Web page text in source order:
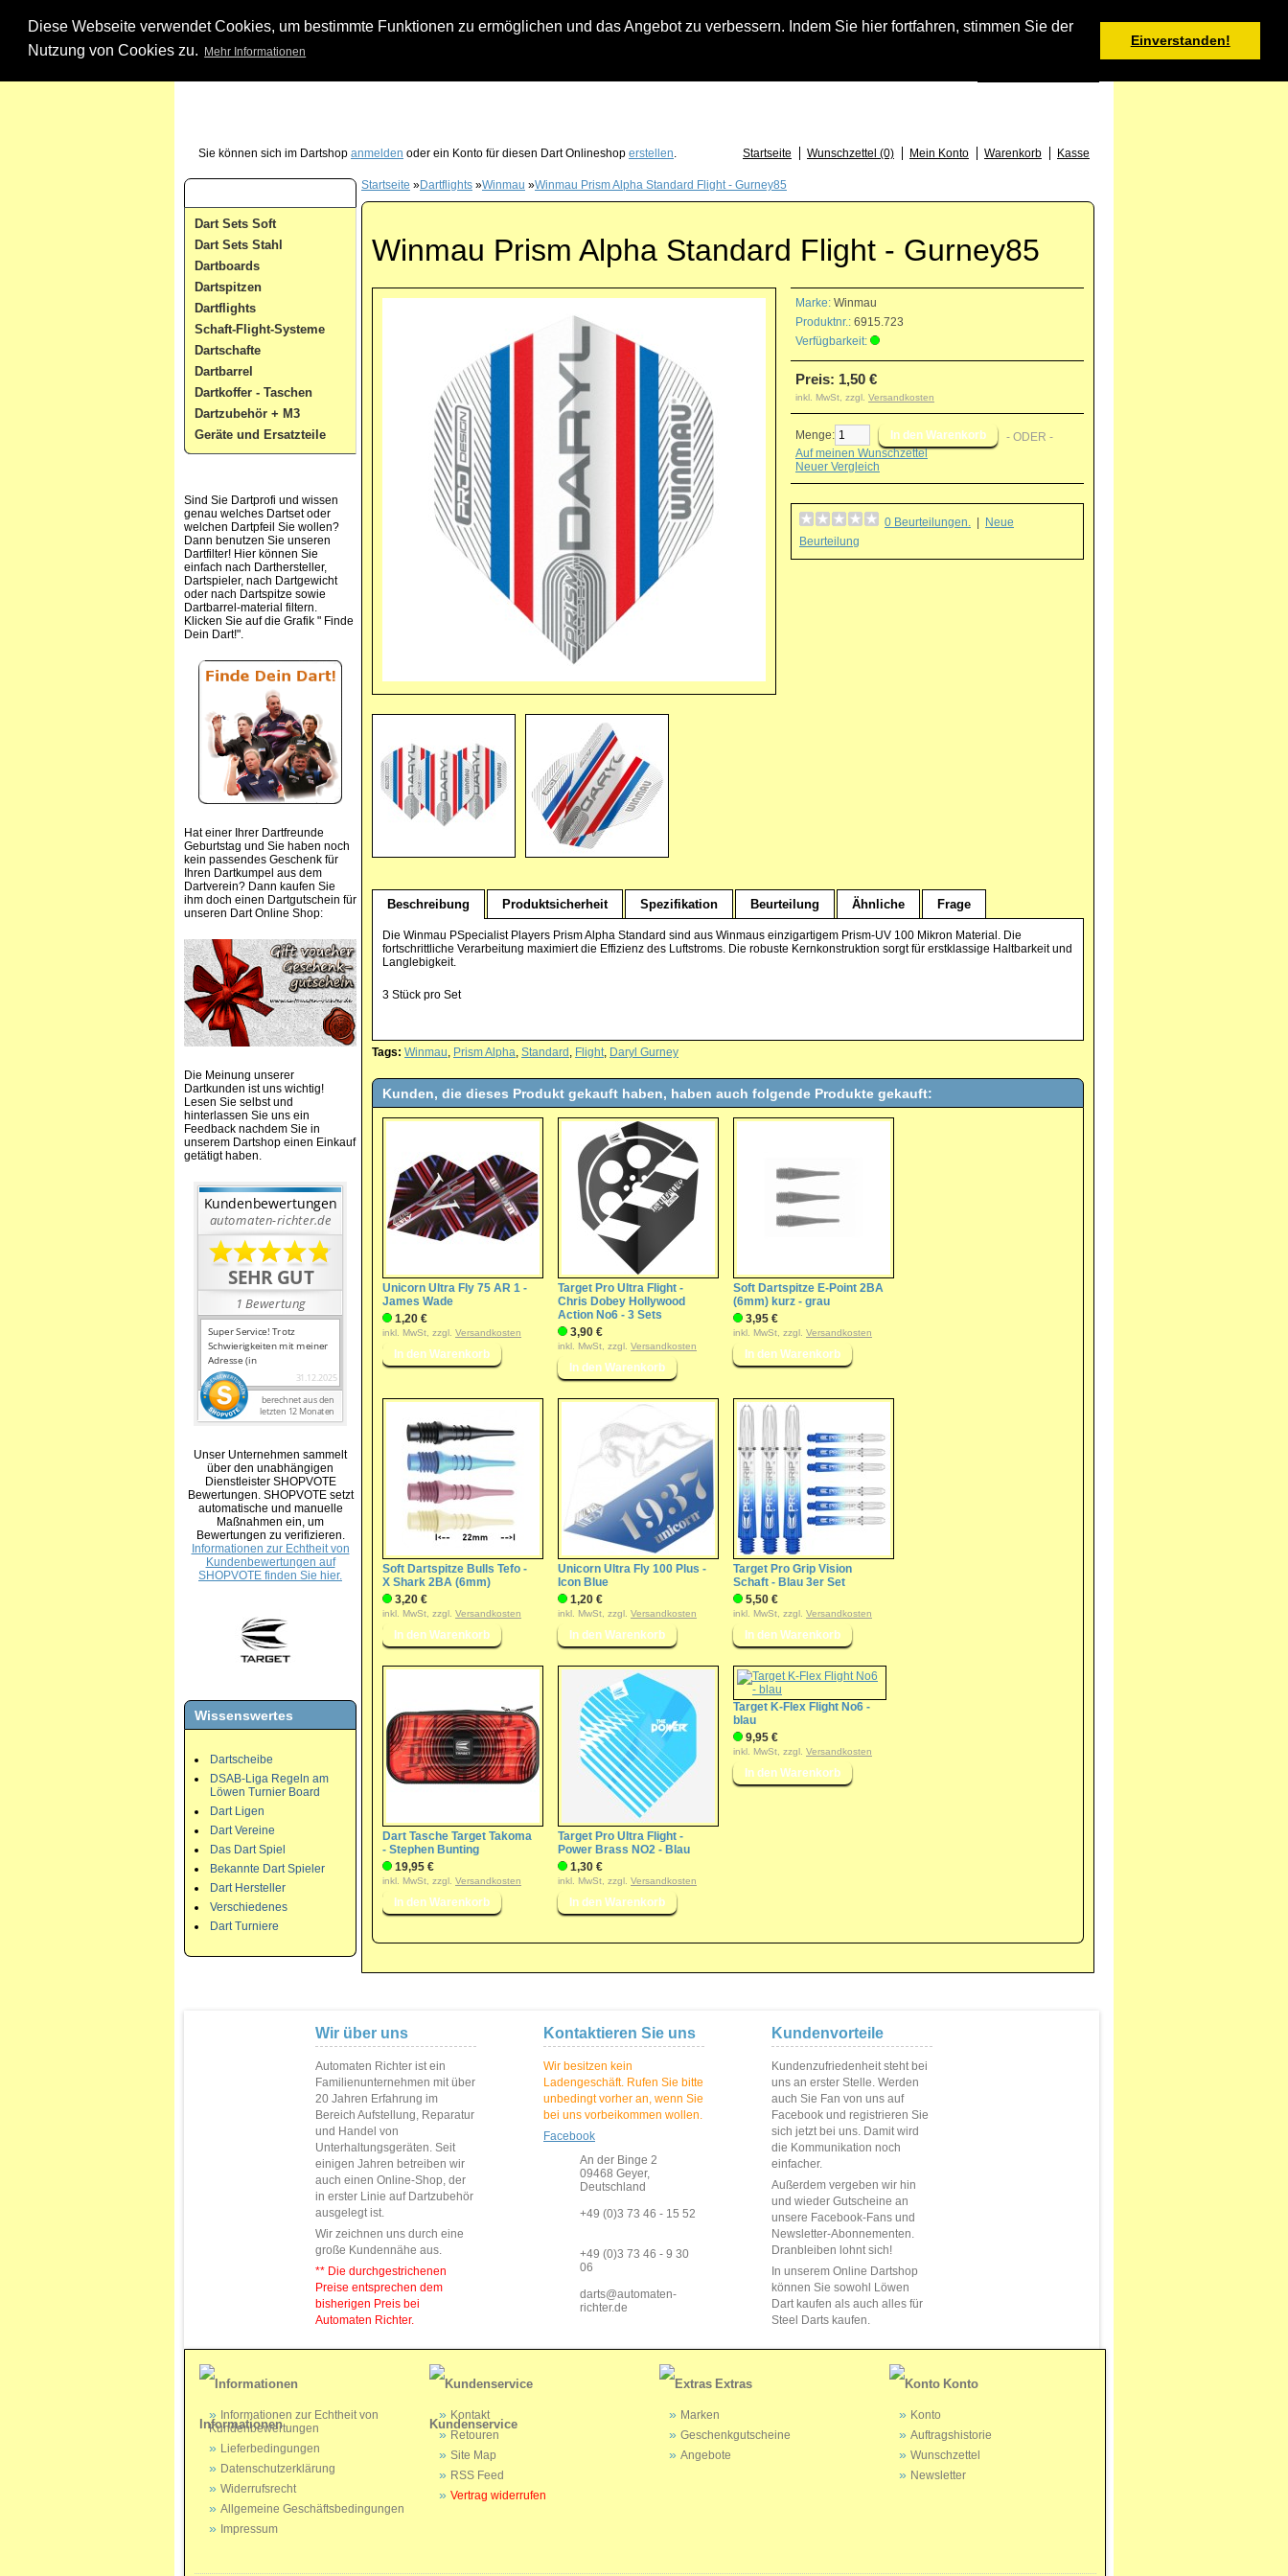
Diese Webseite verwendet Cookies, um bestimmte Funktionen zu ermöglichen und das Angebot zu verbessern. Indem Sie hier fortfahren, stimmen Sie der
Nutzung von Cookies zu.
Mehr Informationen
Einverstanden!
Warenkorb
Sie können sich im Dartshop anmelden oder ein Konto für diesen Dart Onlineshop erstellen. Startseite Wunschzettel (0) Mein Konto Warenkorb Kasse
Dart Sets Soft
Dart Sets Stahl
Dartboards
Dartspitzen
Dartflights
Schaft-Flight-Systeme
Dartschafte
Dartbarrel
Dartkoffer - Taschen
Dartzubehör + M3
Geräte und Ersatzteile
Sind Sie Dartprofi und wissen
genau welches Dartset oder
welchen Dartpfeil Sie wollen?
Dann benutzen Sie unseren
Dartfilter! Hier können Sie
einfach nach Darthersteller,
Dartspieler, nach Dartgewicht
oder nach Dartspitze sowie
Dartbarrel-material filtern.
Klicken Sie auf die Grafik " Finde
Dein Dart!".
Hat einer Ihrer Dartfreunde
Geburtstag und Sie haben noch
kein passendes Geschenk für
Ihren Dartkumpel aus dem
Dartverein? Dann kaufen Sie
ihm doch einen Dartgutschein für
unseren Dart Online Shop:
Die Meinung unserer
Dartkunden ist uns wichtig!
Lesen Sie selbst und
hinterlassen Sie uns ein
Feedback nachdem Sie in
unserem Dartshop einen Einkauf
getätigt haben.
Unser Unternehmen sammelt
über den unabhängigen
Dienstleister SHOPVOTE
Bewertungen. SHOPVOTE setzt
automatische und manuelle
Maßnahmen ein, um
Bewertungen zu verifizieren.
Informationen zur Echtheit von
Kundenbewertungen auf
SHOPVOTE finden Sie hier.
Wissenswertes
Dartscheibe
DSAB-Liga Regeln am
Löwen Turnier Board
Dart Ligen
Dart Vereine
Das Dart Spiel
Bekannte Dart Spieler
Dart Hersteller
Verschiedenes
Dart Turniere
Startseite »Dartflights »Winmau »Winmau Prism Alpha Standard Flight - Gurney85
Winmau Prism Alpha Standard Flight - Gurney85
Marke: Winmau
Produktnr.: 6915.723
Verfügbarkeit:
Preis: 1,50 €
inkl. MwSt, zzgl. Versandkosten
Menge:
- ODER -
Auf meinen Wunschzettel
Neuer Vergleich
0 Beurteilungen.
Neue
Beurteilung
Beschreibung Produktsicherheit Spezifikation Beurteilung Ähnliche Frage
Die Winmau PSpecialist Players Prism Alpha Standard sind aus Winmaus einzigartigem Prism-UV 100 Mikron Material. Die
fortschrittliche Verarbeitung maximiert die Effizienz des Luftstroms. Die robuste Kernkonstruktion sorgt für erstklassige Haltbarkeit und
Langlebigkeit.
3 Stück pro Set
Tags: Winmau, Prism Alpha, Standard , Flight, Daryl Gurney
Kunden, die dieses Produkt gekauft haben, haben auch folgende Produkte gekauft:
Unicorn Ultra Fly 75 AR 1 -
James Wade
1,20 €
inkl. MwSt, zzgl. Versandkosten
Target Pro Ultra Flight -
Chris Dobey Hollywood
Action No6 - 3 Sets
3,90 €
inkl. MwSt, zzgl. Versandkosten
Soft Dartspitze E-Point 2BA
(6mm) kurz - grau
3,95 €
inkl. MwSt, zzgl. Versandkosten
Soft Dartspitze Bulls Tefo -
X Shark 2BA (6mm)
3,20 €
inkl. MwSt, zzgl. Versandkosten
Unicorn Ultra Fly 100 Plus -
Icon Blue
1,20 €
inkl. MwSt, zzgl. Versandkosten
Target Pro Grip Vision
Schaft - Blau 3er Set
5,50 €
inkl. MwSt, zzgl. Versandkosten
Dart Tasche Target Takoma
- Stephen Bunting
19,95 €
inkl. MwSt, zzgl. Versandkosten
Target Pro Ultra Flight -
Power Brass NO2 - Blau
1,30 €
inkl. MwSt, zzgl. Versandkosten
Target K-Flex Flight No6 -
blau
9,95 €
inkl. MwSt, zzgl. Versandkosten
Wir über uns
Automaten Richter ist ein
Familienunternehmen mit über
20 Jahren Erfahrung im
Bereich Aufstellung, Reparatur
und Handel von
Unterhaltungsgeräten. Seit
einigen Jahren betreiben wir
auch einen Online-Shop, der
in erster Linie auf Dartzubehör
ausgelegt ist.
Wir zeichnen uns durch eine
große Kundennähe aus.
** Die durchgestrichenen
Preise entsprechen dem
bisherigen Preis bei
Automaten Richter.
Kontaktieren Sie uns
Wir besitzen kein
Ladengeschäft. Rufen Sie bitte
unbedingt vorher an, wenn Sie
bei uns vorbeikommen wollen.
Facebook
An der Binge 2
09468 Geyer,
Deutschland
+49 (0)3 73 46 - 15 52
+49 (0)3 73 46 - 9 30
06
darts@automaten-
richter.de
Kundenvorteile
Kundenzufriedenheit steht bei
uns an erster Stelle. Werden
auch Sie Fan von uns auf
Facebook und registrieren Sie
sich jetzt bei uns. Damit wird
die Kommunikation noch
einfacher.
Außerdem vergeben wir hin
und wieder Gutscheine an
unsere Facebook-Fans und
Newsletter-Abonnementen.
Dranbleiben lohnt sich!
In unserem Online Dartshop
können Sie sowohl Löwen
Dart kaufen als auch alles für
Steel Darts kaufen.
Informationen
Informationen zur Echtheit von
Kundenbewertungen
Lieferbedingungen
Datenschutzerklärung
Widerrufsrecht
Allgemeine Geschäftsbedingungen
Impressum
Kundenservice
Kontakt
Retouren
Site Map
RSS Feed
Vertrag widerrufen
Extras
Marken
Geschenkgutscheine
Angebote
Konto
Konto
Auftragshistorie
Wunschzettel
Newsletter